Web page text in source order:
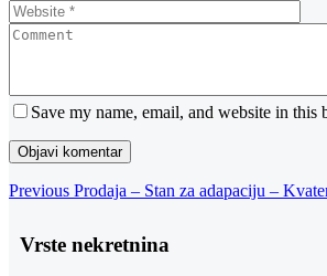
Save my name, email, and website in
Navigacija
Previous
Previous Prodaja – Stan za adapaciju –
Vrste nekretnina